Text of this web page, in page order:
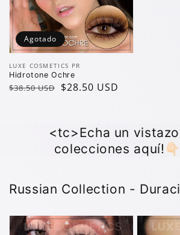
Vendedor:
LUXE COSMETICS PR
Hidrotone Ochre
Precio
$38.50 USD
Precio
$28.50 USD
Agotado
<tc>Echa un
colecciones
Russian Collection -